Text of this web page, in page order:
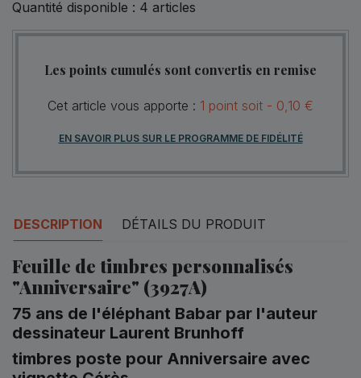
Quantité disponible : 4 articles
Les points cumulés sont convertis en remise
Cet article vous apporte : 1 point soit - 0,10 €
EN SAVOIR PLUS SUR LE PROGRAMME DE FIDÉLITÉ
DESCRIPTION DÉTAILS DU PRODUIT
Feuille de timbres personnalisés
"Anniversaire" (3927A)
75 ans de l'éléphant Babar par l'auteur
dessinateur Laurent Brunhoff
timbres poste pour Anniversaire avec